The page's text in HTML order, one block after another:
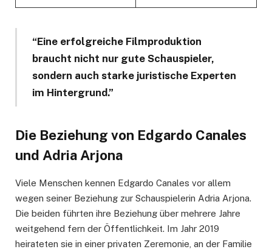
“Eine erfolgreiche Filmproduktion
braucht nicht nur gute Schauspieler,
sondern auch starke juristische Experten
im Hintergrund.”
Die Beziehung von Edgardo Canales
und Adria Arjona
Viele Menschen kennen Edgardo Canales vor allem
wegen seiner Beziehung zur Schauspielerin Adria Arjona.
Die beiden führten ihre Beziehung über mehrere Jahre
weitgehend fern der Öffentlichkeit. Im Jahr 2019
heirateten sie in einer privaten Zeremonie, an der Familie